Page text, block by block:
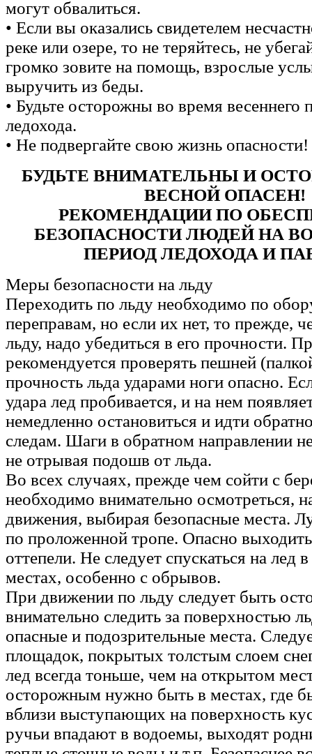
могут обвалиться.
• Если вы оказались свидетелем
реке или озере, то не теряйтесь, не
громко зовите на помощь, взрослые
выручить из беды.
• Будьте осторожны во время весеннего
ледохода.
• Не подвергайте свою жизнь опасности!
БУДЬТЕ ВНИМАТЕЛЬНЫ И
ВЕСНОЙ ОПАСЕН!
РЕКОМЕНДАЦИИ ПО
БЕЗОПАСНОСТИ ЛЮДЕЙ НА
ПЕРИОД ЛЕДОХОДА И
Меры безопасности на льду
Переходить по льду необходимо по
переправам, но если их нет, то прежде,
льду, надо убедиться в его прочности.
рекомендуется проверять пешней
прочность льда ударами ноги опасно.
удара лед пробивается, и на нем
немедленно остановиться и идти
следам. Шаги в обратном направлении
не отрывая подошв от льда.
Во всех случаях, прежде чем сойти с
необходимо внимательно осмотреться,
движения, выбирая безопасные места.
по проложенной тропе. Опасно
оттепели. Не следует спускаться на лед
местах, особенно с обрывов.
При движении по льду следует быть
внимательно следить за поверхностью
опасные и подозрительные места.
площадок, покрытых толстым слоем
лед всегда тоньше, чем на открытом
осторожным нужно быть в местах, где
вблизи выступающих на поверхность
ручьи впадают в водоемы, выходят